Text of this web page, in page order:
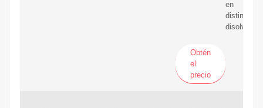
en
distintos
Obtén
el
precio